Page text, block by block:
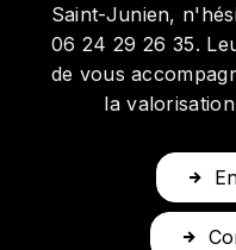
Saint-Junien,
06 24 29 26 35.
de vous
la